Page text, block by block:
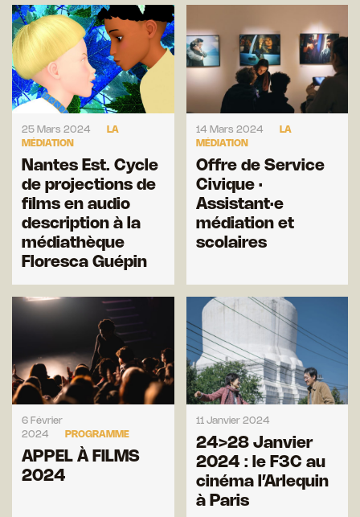
25 Mars 2024
LA
MÉDIATION
Nantes Est. Cycle
de projections de
films en audio
description à la
médiathèque
Floresca Guépin
14 Mars 2024
LA
MÉDIATION
Offre de Service
Civique ·
Assistant·e
médiation et
scolaires
6 Février
2024
PROGRAMME
APPEL À FILMS
2024
11 Janvier 2024
24>28 Janvier
2024 : le F3C au
cinéma l’Arlequin
à Paris